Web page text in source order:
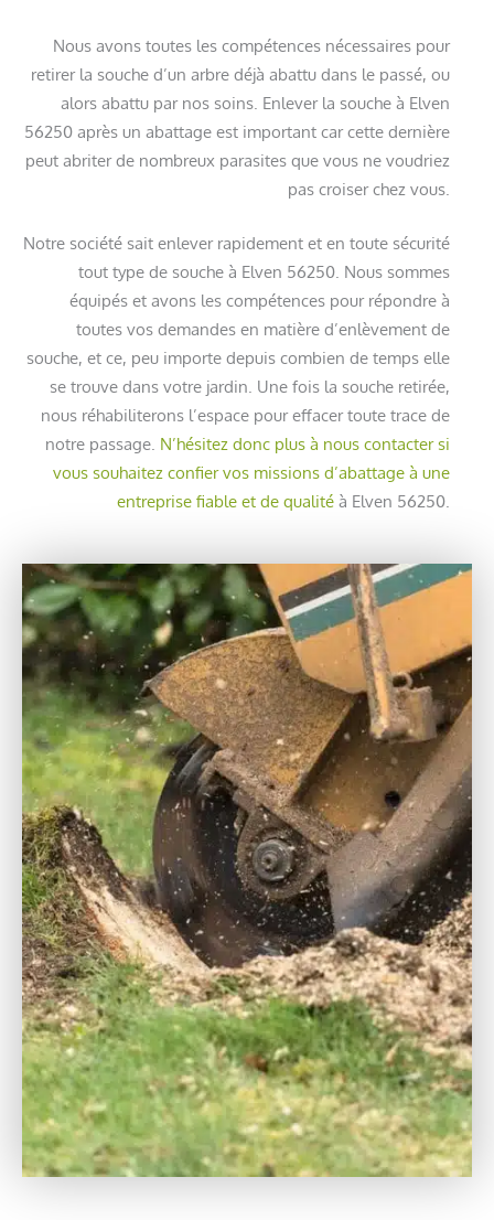
Nous avons toutes les compétences nécessaires pour
retirer la souche d’un arbre déjà abattu dans le passé, ou
alors abattu par nos soins. Enlever la souche à Elven
56250 après un abattage est important car cette dernière
peut abriter de nombreux parasites que vous ne voudriez
pas croiser chez vous.
Notre société sait enlever rapidement et en toute sécurité
tout type de souche à Elven 56250. Nous sommes
équipés et avons les compétences pour répondre à
toutes vos demandes en matière d’enlèvement de
souche, et ce, peu importe depuis combien de temps elle
se trouve dans votre jardin. Une fois la souche retirée,
nous réhabiliterons l’espace pour effacer toute trace de
notre passage. N’hésitez donc plus à nous contacter si
vous souhaitez confier vos missions d’abattage à une
entreprise fiable et de qualité à Elven 56250.